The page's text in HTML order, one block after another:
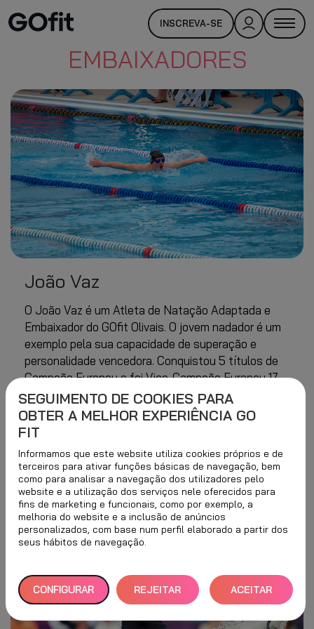
INSCREVA-SE
EMBAIXADORES
João Vaz
O João Vaz é um Atleta de Natação Adaptada e
Embaixador do GOfit Olivais. O jovem nadador é um
exemplo pela sua capacidade de superação e
personalidade vencedora. Conquistou 5 títulos de
Campeão Europeu e foi Vice-Campeão Europeu 17
vezes. Conta ainda com 5 títulos de Vice-campeão
Mundial. No total, já recebeu223 medalhas, 170 em
provas nacionais e 53 em internacionais. Ganhou o
Gala da Federação Portuguesa de Natação em
2017, 2018 e 2019.
SEGUIMENTO DE COOKIES PARA
OBTER A MELHOR EXPERIÊNCIA GO
FIT
Informamos que este website utiliza cookies próprios e de
terceiros para ativar funções básicas de navegação, bem
como para analisar a navegação dos utilizadores pelo
website e a utilização dos serviços nele oferecidos para
fins de marketing e funcionais, como por exemplo, a
melhoria do website e a inclusão de anúncios
personalizados, com base num perfil elaborado a partir dos
seus hábitos de navegação.
CONFIGURAR REJEITAR
TUDO
ACEITAR
TODOS